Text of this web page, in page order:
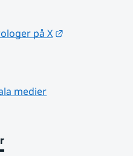
på X
medier